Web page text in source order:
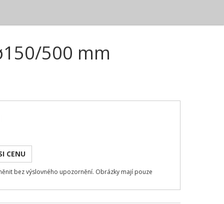
500 mm
CENU
bez výslovného upozornění. Obrázky mají pouze